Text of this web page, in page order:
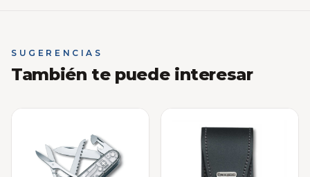
SUGERENCIAS
También te puede interesar